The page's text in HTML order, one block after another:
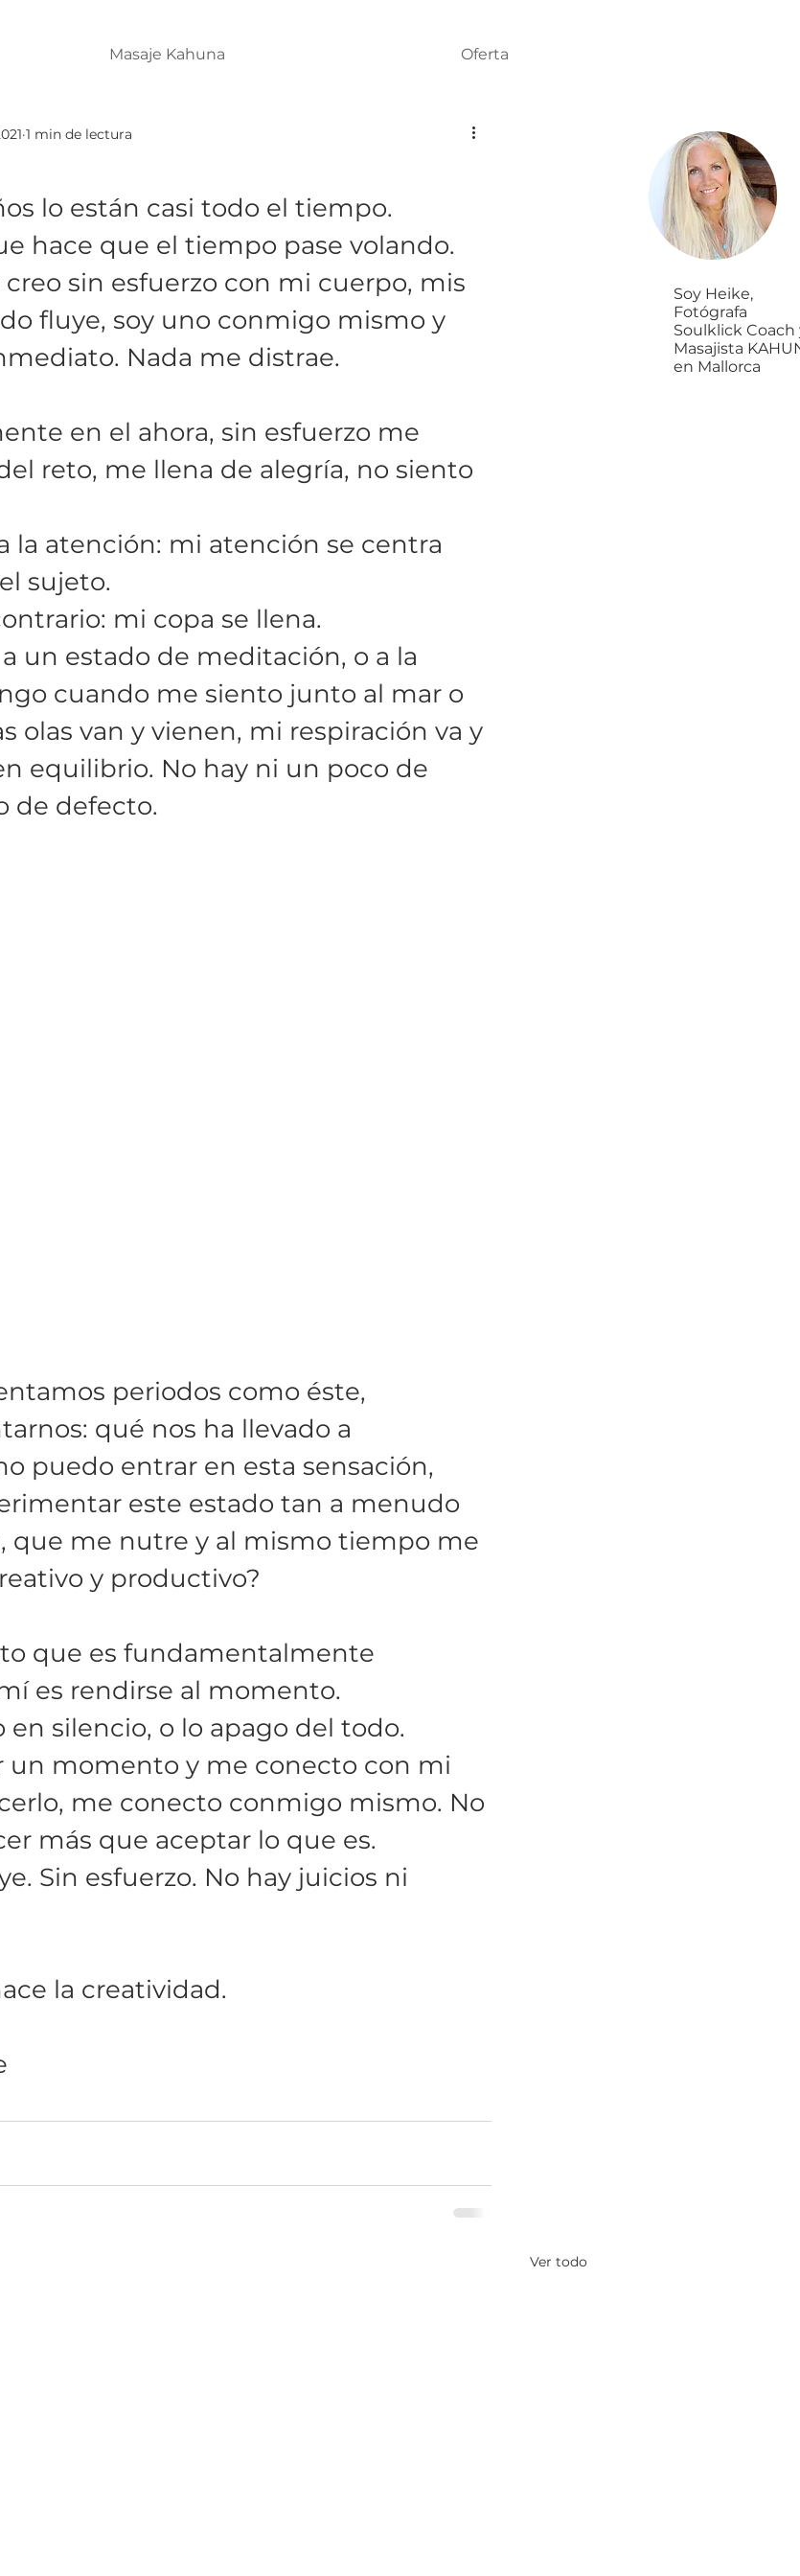
Masaje Kahuna Oferta
1 min de lectura
lo están casi todo el tiempo.
hace que el tiempo pase volando.
sin esfuerzo con mi cuerpo, mis
fluye, soy uno conmigo mismo y
Nada me distrae.
en el ahora, sin esfuerzo me
reto, me llena de alegría, no siento
la atención: mi atención se centra
sujeto.
mi copa se llena.
un estado de meditación, o a la
cuando me siento junto al mar o
olas van y vienen, mi respiración va y
equilibrio. No hay ni un poco de
de defecto.
periodos como éste,
qué nos ha llevado a
puedo entrar en esta sensación,
este estado tan a menudo
que me nutre y al mismo tiempo me
y productivo?
que es fundamentalmente
es rendirse al momento.
silencio, o lo apago del todo.
un momento y me conecto con mi
me conecto conmigo mismo. No
más que aceptar lo que es.
Sin esfuerzo. No hay juicios ni
la creatividad.
Ver todo
Soy Heike,
Fotógrafa
Soulklick Coach
Masajista
en Mallorca